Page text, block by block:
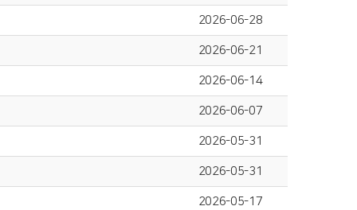
2026-06-28
2026-06-21
2026-06-14
2026-06-07
2026-05-31
2026-05-31
2026-05-17